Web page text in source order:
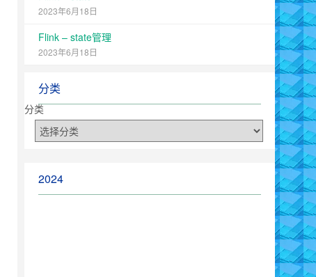
2023年6月18日
Flink – state管理
2023年6月18日
分类
分类
2024